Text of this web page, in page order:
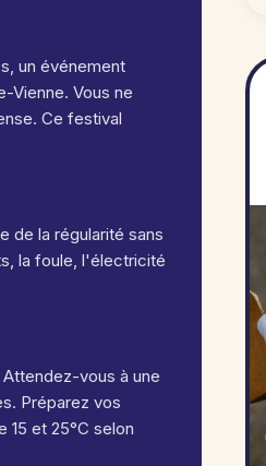
un événement
Vienne. Vous ne
Ce festival
de la régularité sans
la foule, l'électricité
vous à une
Préparez vos
et 25°C selon